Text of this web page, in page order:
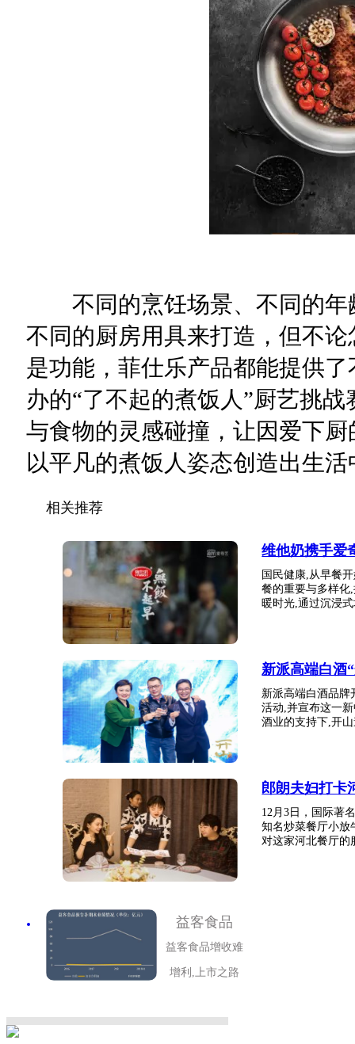
不同的烹饪场景、不同的年
不同的厨房用具来打造，但不
是功能，菲仕乐产品都能提供
办的“了不起的煮饭人”厨艺挑
与食物的灵感碰撞，让因爱下
以平凡的煮饭人姿态创造出生
相关推荐
维他奶携手爱
国民健康,从早餐
餐的重要与多样化
暖时光,通过沉浸
新派高端白酒
新派高端白酒品牌
活动,并宣布这一
酒业的支持下,开
郎朗夫妇打卡
12月3日，国际著
知名炒菜餐厅小放
对这家河北餐厅的
益客食品
益客食品增收难
增利,上市之路